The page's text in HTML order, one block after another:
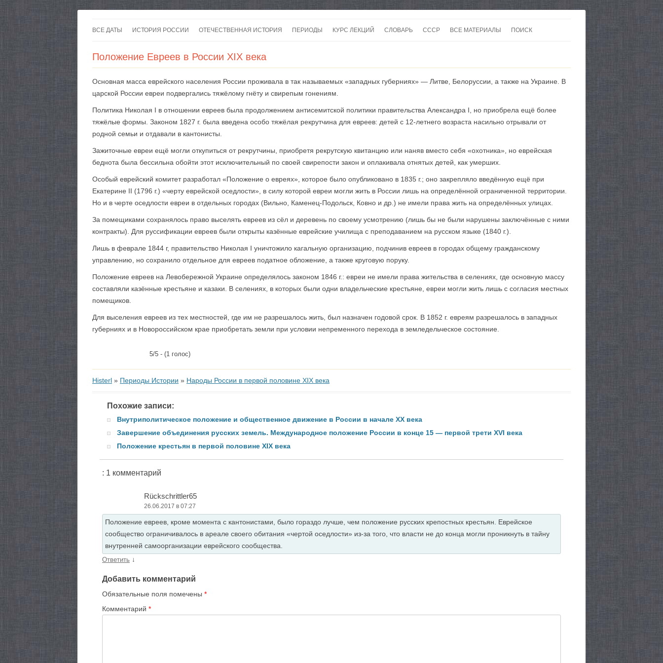
к
ВСЕ ДАТЫ ИСТОРИЯ РОССИИ ОТЕЧЕСТВЕННАЯ ИСТОРИЯ ПЕРИОДЫ КУРС ЛЕКЦИЙ СЛОВАРЬ СССР
ВОЙНЫ
ВСЕ МАТЕРИАЛЫ ПОИСК
Положение Евреев в России ХIХ века
Основная масса еврейского населения России проживала в так называемых «западных губерниях» — Литве, Белоруссии, а также на Украине. В
царской России евреи подвергались тяжёлому гнёту и свирепым гонениям.
Политика Николая I в отношении евреев была продолжением антисемитской политики правительства Александра I, но приобрела ещё более
тяжёлые формы. Законом 1827 г. была введена особо тяжёлая рекрутчина для евреев: детей с 12-летнего возраста насильно отрывали от
родной семьи и отдавали в канто­нисты.
Зажиточные евреи ещё могли откупиться от рекрутчины, приобретя рекрутскую квитанцию или наняв вместо себя «охотника», но еврейская
беднота была бессильна обойти этот исключительный по своей свирепости закон и оплакивала отнятых детей, как умерших.
Особый еврейский комитет разработал «Положение о евреях», которое было опубликовано в 1835 г.; оно закрепляло введённую ещё при
Екатерине II (1796 г.) «черту еврейской оседлости», в силу которой евреи могли жить в России лишь на определённой ограниченной территории.
Но и в черте оседлости евреи в отдельных городах (Вильно, Каменец-Подольск, Ковно и др.) не имели права жить на определённых улицах.
За помещиками сохранялось право выселять евреев из сёл и деревень по своему усмотрению (лишь бы не были нарушены заключённые с ними
контракты). Для руссификации евреев были открыты казённые еврейские училища с преподаванием на русском языке (1840 г.).
Лишь в феврале 1844 г, правительство Николая I уничтожило кагальную организацию, подчинив евреев в городах общему гражданскому
управлению, но сохранило отдельное для евреев податное обложение, а также круговую поруку.
Положение евреев на Левобережной Украине определялось законом 1846 г.: евреи не имели права жительства в селениях, где основную массу
составляли казённые крестьяне и казаки. В селениях, в которых были одни владельческие крестьяне, евреи могли жить лишь с согласия местных
помещиков.
Для выселения евреев из тех местностей, где им не разрешалось жить, был назначен годовой срок. В 1852 г. евреям разрешалось в западных
губерниях и в Новороссийском крае приобретать земли при условии непременного перехода в земледельческое состояние.
5/5 - (1 голос)
Histerl » Периоды Истории » Народы России в первой половине XIX века
Похожие записи:
Внутриполитическое положение и общественное движение в России в начале XX века
Завершение объединения русских земель. Международное положение России в конце 15 — первой трети XVI века
Положение крестьян в первой половине XIX века
: 1 комментарий
Rückschrittler65
26.06.2017 в 07:27
Положение евреев, кроме момента с кантонистами, было гораздо лучше, чем положение русских крепостных крестьян. Еврейское
сообщество ограничивалось в ареале своего обитания «чертой оседлости» из-за того, что власти не до конца могли проникнуть в тайну
внутренней самоорганизации еврейского сообщества.
Ответить ↓
Добавить комментарий
Обязательные поля помечены *
Комментарий *